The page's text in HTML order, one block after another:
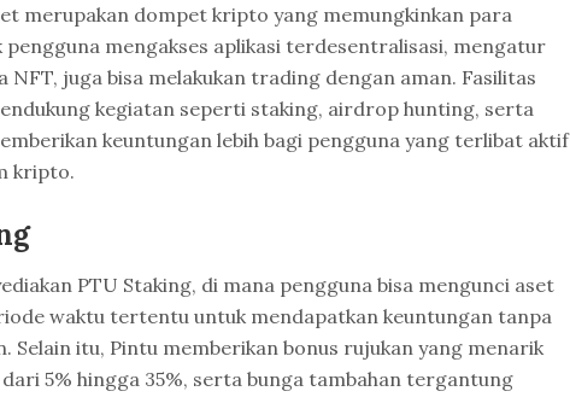
merupakan dompet kripto yang memungkinkan para
pengguna mengakses aplikasi terdesentralisasi, mengatur
juga bisa melakukan trading dengan aman. Fasilitas
kegiatan seperti staking, airdrop hunting, serta
keuntungan lebih bagi pengguna yang terlibat aktif
kripto.
PTU Staking, di mana pengguna bisa mengunci aset
waktu tertentu untuk mendapatkan keuntungan tanpa
Selain itu, Pintu memberikan bonus rujukan yang menarik
5% hingga 35%, serta bunga tambahan tergantung